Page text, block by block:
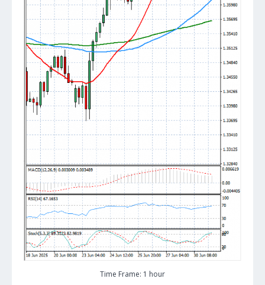
Time Frame: 1 hour